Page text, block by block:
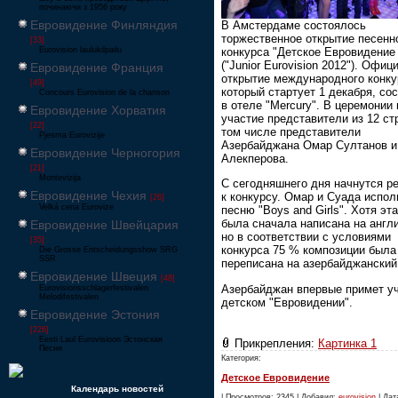
починаючи з 1956 року
Евровидение Финляндия
[33]
Eurovision laulukilpailu
Евровидение Франция
[49]
Concours Eurovision de la chanson
Евровидение Хорватия
[22]
Pjesma Eurovizije
Евровидение Черногория
[21]
Montevizija
Евровидение Чехия [26]
Velká cena Eurovize
Евровидение Швейцария
[35]
Die Grosse Entscheidungsshow SRG
SSR
Евровидение Швеция [48]
Eurovisionsschlagerfestivalen
Melodifestivalen
Евровидение Эстония
[226]
Eesti Laul Eurovisioon Эстонская
Песня
Календарь новостей
В Амстердаме состоялось
торжественное открытие
конкурса "Детское
("Junior Eurovision 2012").
открытие международного
который стартует 1 декабря,
в отеле "Mercury". В церемонии
участие представители из 12
том числе представители
Азербайджана Омар Султанов
Алекперова.
С сегодняшнего дня начнутся
к конкурсу. Омар и Суада
песню "Boys and Girls". Хотя
была сначала написана на
но в соответствии с условиями
конкурса 75 % композиции была
переписана на
Азербайджан впервые примет
детском "Евровидении".
Прикрепления: Картинка 1
Категория:
Детское Евровидение